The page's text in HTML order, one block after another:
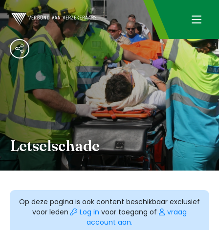
Letselschade
Op deze pagina is ook content beschikbaar exclusief
voor leden
Log in voor toegang of
vraag
account aan.